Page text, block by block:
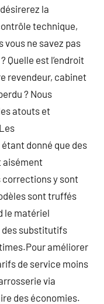
la
technique,
vous ne savez pas
Quelle est l’endroit
revendeur, cabinet
? Nous
atouts et
donné que des
aisément
corrections y sont
sont truffés
le matériel
substitutifs
améliorer
de service moins
via
des économies.